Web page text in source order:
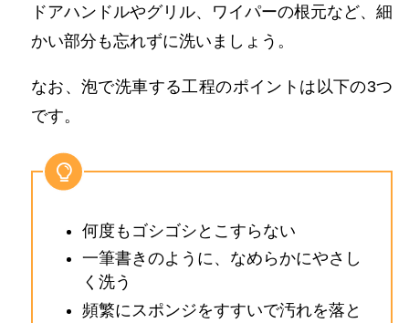
ドアハンドルやグリル、ワイパーの根元など、細
かい部分も忘れずに洗いましょう。
なお、泡で洗車する工程のポイントは以下の3つ
です。
何度もゴシゴシとこすらない
一筆書きのように、なめらかにやさし
く洗う
頻繁にスポンジをすすいで汚れを落と